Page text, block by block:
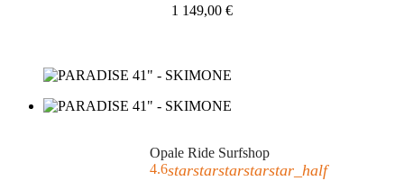
1 149,00 €
Opale Ride Surfshop
4.6starstarstarstarstar_half